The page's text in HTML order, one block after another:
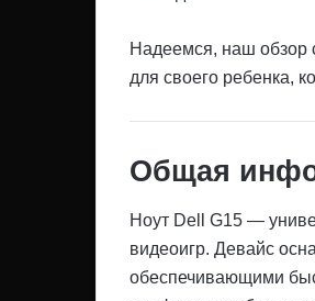
Надеемся, наш обзор
для своего ребенка,
Общая
Ноут Dell G15 —
видеоигр. Девайс
обеспечивающими